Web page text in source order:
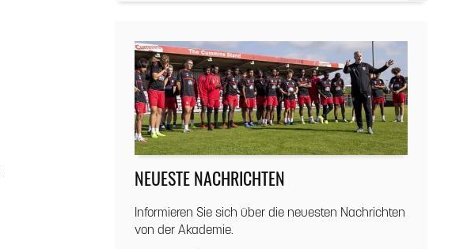
NEUESTE NACHRICHTEN
Informieren Sie sich über die neuesten Nachrichten
von der Akademie.